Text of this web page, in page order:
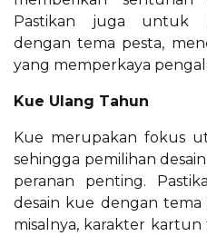
Pastikan juga untuk
dengan tema pesta,
yang memperkaya
Kue Ulang Tahun
Kue merupakan fokus
sehingga pemilihan
peranan penting.
desain kue dengan
misalnya, karakter